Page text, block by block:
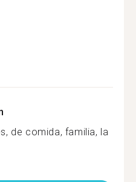
de comida, familia, la